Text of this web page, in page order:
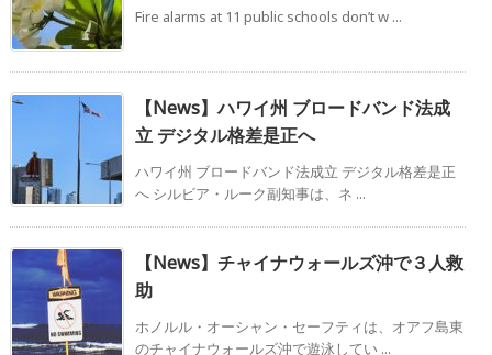
Fire alarms at 11 public schools don’t w ...
【News】ハワイ州 ブロードバンド法成
立 デジタル格差是正へ
ハワイ州 ブロードバンド法成立 デジタル格差是正
へ シルビア・ルーク副知事は、ネ ...
【News】チャイナウォールズ沖で３人救
助
ホノルル・オーシャン・セーフティは、オアフ島東
のチャイナウォールズ沖で遊泳してい ...